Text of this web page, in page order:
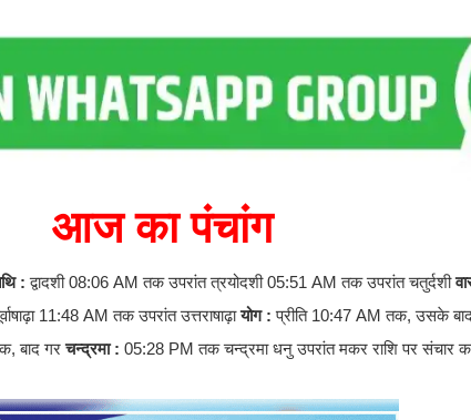
आज का पंचांग
: द्वादशी 08:06 AM तक उपरांत त्रयोदशी 05:51 AM तक उपरांत चतुर्दशी
11:48 AM तक उपरांत उत्तराषाढ़ायोग : प्रीति 10:47 AM तक, उसके
बाद गरचन्द्रमा : 05:28 PM तक चन्द्रमा धनु उपरांत मकर राशि पर संचार